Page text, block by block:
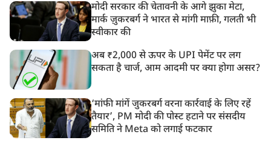
मोदी सरकार की चेतावनी के आगे झुका मेटा,
मार्क ज़ुकरबर्ग ने भारत से मांगी माफ़ी, गलती भी
स्वीकार की
अब ₹2,000 से ऊपर के UPI पेमेंट पर लग
सकता है चार्ज, आम आदमी पर क्या होगा असर?
‘मांफी मांगें जुकरबर्ग वरना कार्रवाई के लिए रहें
तैयार’, PM मोदी की पोस्ट हटाने पर संसदीय
समिति ने Meta को लगाई फटकार